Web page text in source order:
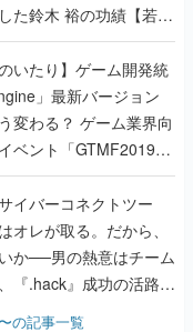
」最新バージョン
変わる？ ゲーム業界向
ベント「GTMF2019」
を深めよう【PR】
イバーコネクトツー
オレが取る。だから、
か──男の熱意はチーム
『.hack』成功の活路を
・松山 洋に流れる血は
だった【若ゲのいた
の記事一覧